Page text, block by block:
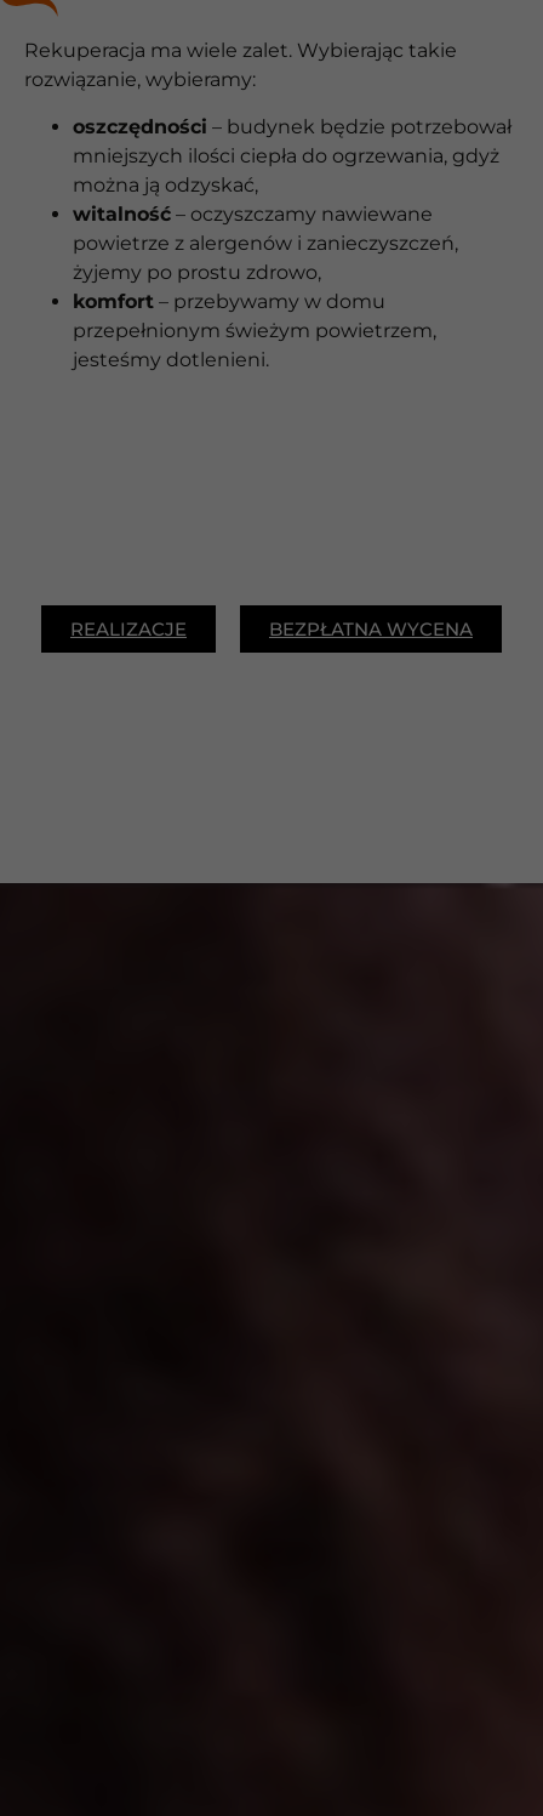
Rekuperacja ma wiele zalet. Wybierając takie
rozwiązanie, wybieramy:
oszczędności – budynek będzie potrzebował
mniejszych ilości ciepła do ogrzewania, gdyż
można ją odzyskać,
witalność – oczyszczamy nawiewane
powietrze z alergenów i zanieczyszczeń,
żyjemy po prostu zdrowo,
komfort – przebywamy w domu
przepełnionym świeżym powietrzem,
jesteśmy dotlenieni.
REALIZACJE BEZPŁATNA WYCENA